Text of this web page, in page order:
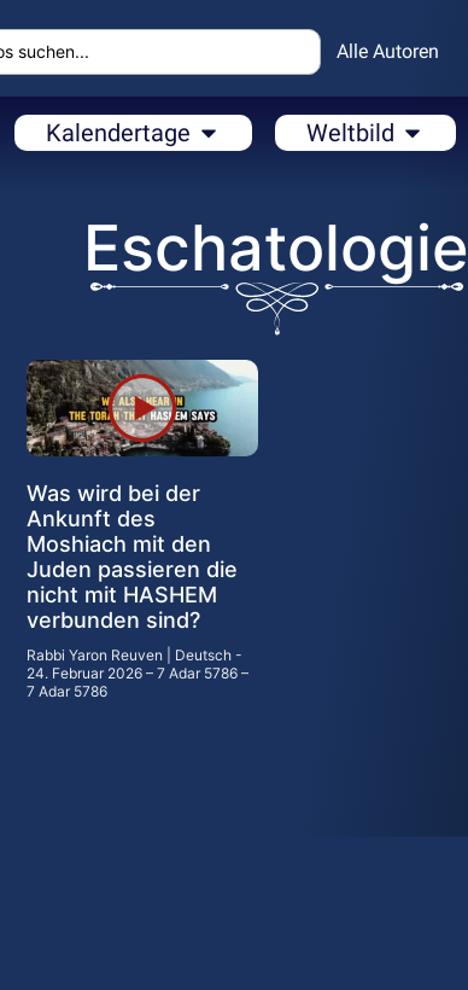
Alle Autoren
Kalendertage Weltbild
Eschatologie
Was wird bei der
Ankunft des
Moshiach mit den
Juden passieren die
nicht mit HASHEM
verbunden sind?
Rabbi Yaron Reuven | Deutsch
24. Februar 2026 – 7 Adar 5786 –
7 Adar 5786